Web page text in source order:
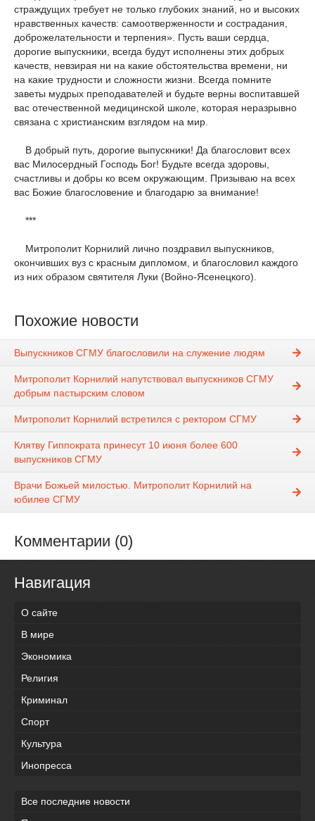
страждущих требует не только глубоких знаний, но и высоких
нравственных качеств: самоотверженности и сострадания,
доброжелательности и терпения». Пусть ваши сердца,
дорогие выпускники, всегда будут исполнены этих добрых
качеств, невзирая ни на какие обстоятельства времени, ни
на какие трудности и сложности жизни. Всегда помните
заветы мудрых преподавателей и будьте верны воспитавшей
вас отечественной медицинской школе, которая неразрывно
связана с христианским взглядом на мир.
В добрый путь, дорогие выпускники! Да благословит всех
вас Милосердный Господь Бог! Будьте всегда здоровы,
счастливы и добры ко всем окружающим. Призываю на всех
вас Божие благословение и благодарю за внимание!
***
Митрополит Корнилий лично поздравил выпускников,
окончивших вуз с красным дипломом, и благословил каждого
из них образом святителя Луки (Войно-Ясенецкого).
Похожие новости
Выпускников СГМУ благословили на служение людям
Митрополит Корнилий напутствовал выпускников СГМУ
добрым пастырским словом
Митрополит Корнилий встретился с ректором СГМУ
Клятву Гиппократа принесут 10 июня более 600
выпускников СГМУ
Врачи Божьей милостью. Митрополит Корнилий на
юбилее СГМУ
Комментарии (0)
Навигация
О сайте
В мире
Экономика
Религия
Криминал
Спорт
Культура
Инопресса
Все последние новости